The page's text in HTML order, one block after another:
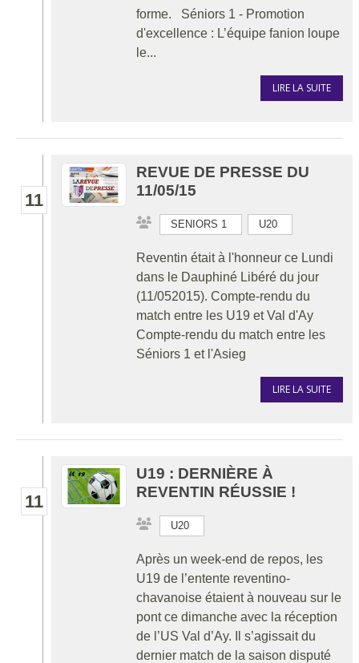
forme. Séniors 1 - Promotion
d'excellence : L’équipe fanion loupe
le...
LIRE LA SUITE
11
REVUE DE PRESSE DU
11/05/15
SENIORS 1 U20
Reventin était à l'honneur ce Lundi
dans le Dauphiné Libéré du jour
(11/052015). Compte-rendu du
match entre les U19 et Val d'Ay
Compte-rendu du match entre les
Séniors 1 et l'Asieg
LIRE LA SUITE
11
U19 : DERNIÈRE À
REVENTIN RÉUSSIE !
U20
Après un week-end de repos, les
U19 de l’entente reventino-
chavanoise étaient à nouveau sur le
pont ce dimanche avec la réception
de l’US Val d’Ay. Il s’agissait du
dernier match de la saison disputé